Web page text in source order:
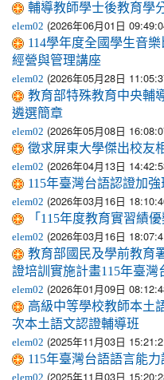
輔導教師學士後教育學
elem02 (2026年06月01日
114學年度全國學生音
經營與管理講座
elem02 (2026年05月28日
教育部特殊教育中央輔
遴選簡章
elem02 (2026年05月08日
徵求屏東大學傑出校友
elem02 (2026年04月13日
115年臺灣台語認證加強
elem02 (2026年03月16日
「115年度教育實習績
elem02 (2026年03月16日
教育部國民及學前教育
證培訓實施計畫115年臺灣
elem02 (2026年01月09日
高級中等學校教師本土
次本土語文認證輔導班
elem02 (2025年11月03日
115年臺灣台語語言能
elem02 (2025年11月03日